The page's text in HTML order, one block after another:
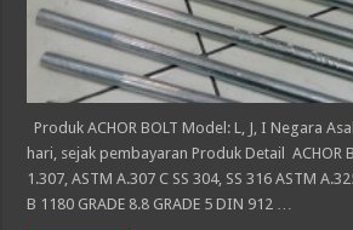
Produk ACHOR BOLT Model: L, J, I Negara
hari, sejak pembayaran Produk Detail ACHOR
1.307, ASTM A.307 C SS 304, SS 316 ASTM
B 1180 GRADE 8.8 GRADE 5 DIN 912 …